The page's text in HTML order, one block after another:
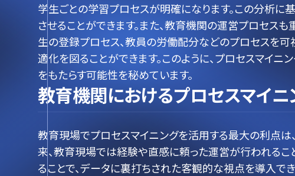
学生ごとの学習プロセスが明確になります。この分析に
させることができます。また、教育機関の運営プロセス
生の登録プロセス、教員の労働配分などのプロセスを可
適化を図ることができます。このように、プロセスマイ
をもたらす可能性を秘めています。
教育機関におけるプロセスマイ
教育現場でプロセスマイニングを活用する最大の利点は
来、教育現場では経験や直感に頼った運営が行われるこ
ることで、データに裏打ちされた客観的な視点を導入で